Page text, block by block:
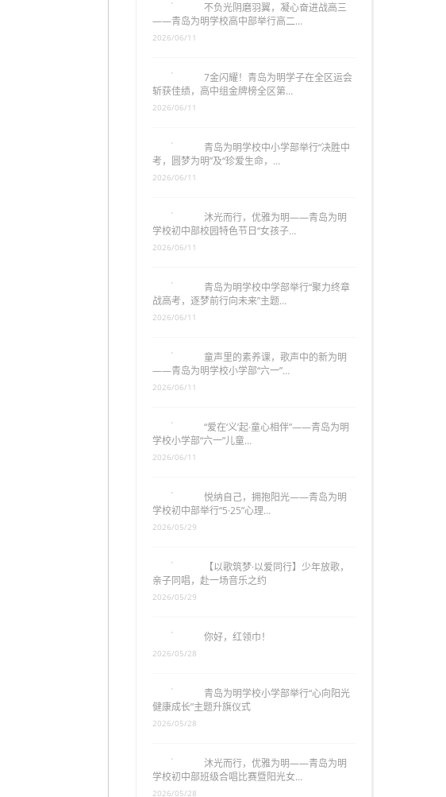
不负光阴磨羽翼，凝心奋进战高三
——青岛为明学校高中部举行高二…
7金闪耀！青岛为明学子在全区运会
斩获佳绩，高中组金牌榜全区第…
青岛为明学校中小学部举行“决胜中
考，圆梦为明”及“珍爱生命，…
沐光而行，优雅为明——青岛为明
学校初中部校园特色节日“女孩子…
青岛为明学校中学部举行“聚力终章
战高考，逐梦前行向未来”主题…
童声里的素养课，歌声中的新为明
——青岛为明学校小学部“六一”…
“爱在‘义’起·童心相伴”——青岛为明
学校小学部“六一”儿童…
悦纳自己，拥抱阳光——青岛为明
学校初中部举行“5·25”心理…
【以歌筑梦·以爱同行】少年放歌，
亲子同唱，赴一场音乐之约
你好，红领巾！
青岛为明学校小学部举行“心向阳光
健康成长”主题升旗仪式
沐光而行，优雅为明——青岛为明
学校初中部班级合唱比赛暨阳光女…